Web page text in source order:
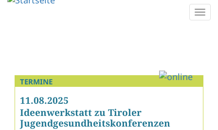
Direkt
TERMINE
11.08.2025
Ideenwerkstatt zu Tiroler
Jugendgesundheitskonferenzen